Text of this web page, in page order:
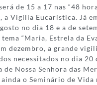
de 15 a 17 nas “48
a Vigília Eucarística. Já
no dia 18 e a de
“Maria, Estrela da
dezembro, a grande
necessitados no dia 20
Nossa Senhora das
o Seminário de